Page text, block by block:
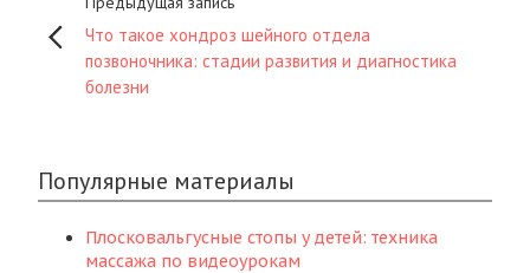
Что такое хондроз шейного отдела
позвоночника: стадии развития и диагностика
болезни
Популярные материалы
Плосковальгусные стопы у детей: техника
массажа по видеоурокам